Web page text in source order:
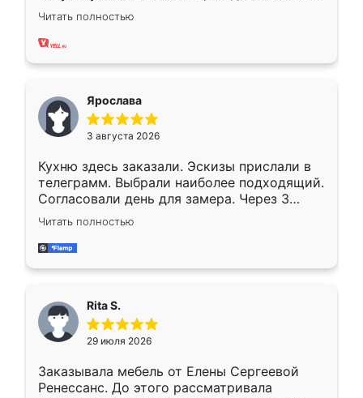
вполне довольна. Служит кухня уже почти
два года, нареканий нет.
Читать полностью
Ярослава
3 августа 2026
Кухню здесь заказали. Эскизы прислали в
телеграмм. Выбрали наиболее подходящий.
Согласовали день для замера. Через 3
недели кухня была уже готова. Остались
довольны работой. Спасибо Ренессанс
мебель за качественную работу!
Читать полностью
Rita S.
29 июля 2026
Заказывала мебель от Елены Сергеевой
Ренессанс. До этого рассматривала